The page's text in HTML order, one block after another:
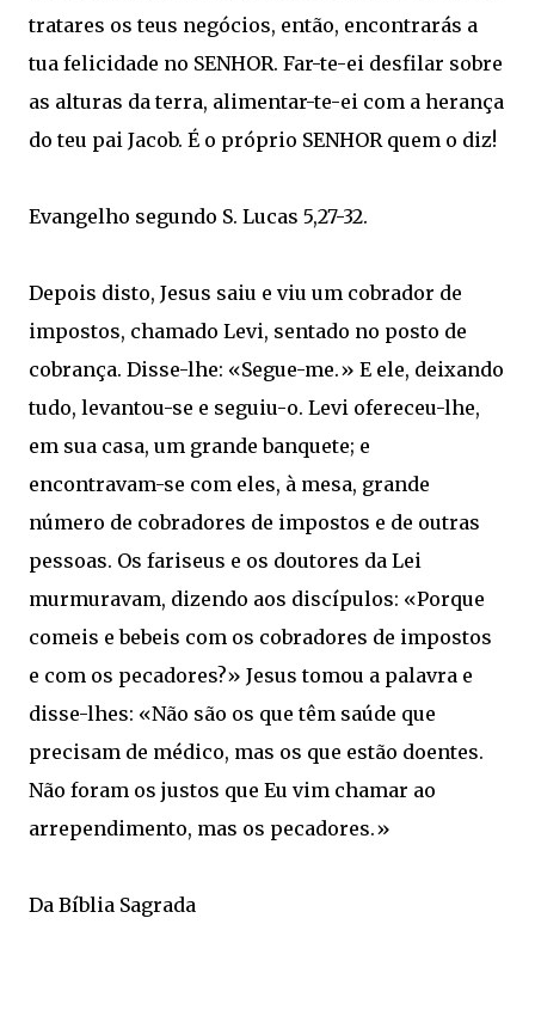
tratares os teus negócios, então, encontrarás a
tua felicidade no SENHOR. Far-te-ei desfilar sobre
as alturas da terra, alimentar-te-ei com a herança
do teu pai Jacob. É o próprio SENHOR quem o diz!
Evangelho segundo S. Lucas 5,27-32.
Depois disto, Jesus saiu e viu um cobrador de
impostos, chamado Levi, sentado no posto de
cobrança. Disse-lhe: «Segue-me.» E ele, deixando
tudo, levantou-se e seguiu-o. Levi ofereceu-lhe,
em sua casa, um grande banquete; e
encontravam-se com eles, à mesa, grande
número de cobradores de impostos e de outras
pessoas. Os fariseus e os doutores da Lei
murmuravam, dizendo aos discípulos: «Porque
comeis e bebeis com os cobradores de impostos
e com os pecadores?» Jesus tomou a palavra e
disse-lhes: «Não são os que têm saúde que
precisam de médico, mas os que estão doentes.
Não foram os justos que Eu vim chamar ao
arrependimento, mas os pecadores.»
Da Bíblia Sagrada